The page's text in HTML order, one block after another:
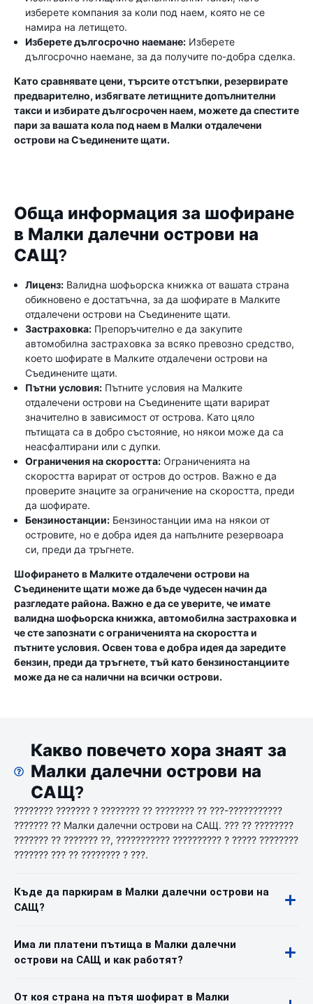
изберете компания за коли под наем, която не се
намира на летището.
Изберете дългосрочно наемане: Изберете
дългосрочно наемане, за да получите по-добра сделка.
Като сравнявате цени, търсите отстъпки, резервирате
предварително, избягвате летищните допълнителни
такси и избирате дългосрочен наем, можете да спестите
пари за вашата кола под наем в Малки отдалечени
острови на Съединените щати.
Обща информация за шофиране
в Малки далечни острови на
САЩ?
Лиценз: Валидна шофьорска книжка от вашата страна
обикновено е достатъчна, за да шофирате в Малките
отдалечени острови на Съединените щати.
Застраховка: Препоръчително е да закупите
автомобилна застраховка за всяко превозно средство,
което шофирате в Малките отдалечени острови на
Съединените щати.
Пътни условия: Пътните условия на Малките
отдалечени острови на Съединените щати варират
значително в зависимост от острова. Като цяло
пътищата са в добро състояние, но някои може да са
неасфалтирани или с дупки.
Ограничения на скоростта: Ограниченията на
скоростта варират от остров до остров. Важно е да
проверите знаците за ограничение на скоростта, преди
да шофирате.
Бензиностанции: Бензиностанции има на някои от
островите, но е добра идея да напълните резервоара
си, преди да тръгнете.
Шофирането в Малките отдалечени острови на
Съединените щати може да бъде чудесен начин да
разгледате района. Важно е да се уверите, че имате
валидна шофьорска книжка, автомобилна застраховка и
че сте запознати с ограниченията на скоростта и
пътните условия. Освен това е добра идея да заредите
бензин, преди да тръгнете, тъй като бензиностанциите
може да не са налични на всички острови.
Какво повечето хора знаят за
Малки далечни острови на
САЩ?
???????? ??????? ? ???????? ?? ???????? ?? ???-???????????
??????? ?? Малки далечни острови на САЩ. ??? ?? ????????
??????? ?? ??????? ??, ??????????? ?????????? ? ????? ????????
??????? ??? ?? ???????? ? ???.
Къде да паркирам в Малки далечни острови на
САЩ?
Има ли платени пътища в Малки далечни
острови на САЩ и как работят?
От коя страна на пътя шофират в Малки